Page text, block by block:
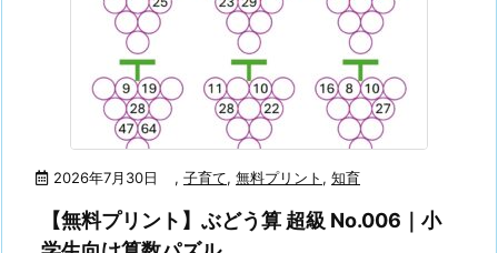
2026年7月30日 , 子育て, 無料プリント , 知育
【無料プリント】ぶどう算 超級 No.006｜小